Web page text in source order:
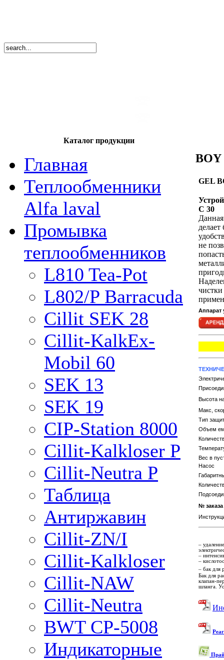
Каталог продукции
Главная
Теплообменники
Alfa laval
Промывка
теплообменников
L810 Tea-Pot
L802/P Barracuda
Cillit SEK 28
Cillit-KalkEx-
Mobil 60
SEK 13
SEK 19
CIP-Station 8000
Cillit-Kalkloser P
Cillit-Neutra P
Таблица
Антиржавин
Cillit-ZN/I
Cillit-Kalkloser
Cillit-NAW
Cillit-Neutra
BWT CP-5008
Индикаторные
BOY
GEL
C 30
не
Аппарат
Высота
Макс,
Тип
Объем
Вес в
Насос
№ заказа
–
–
–
– бак для
Бак для
клапан-
шланга.